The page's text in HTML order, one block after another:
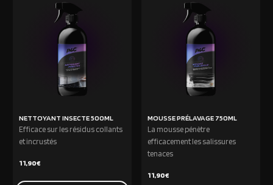
NETTOYANT INSECTE 500ML
Efficace sur les résidus collants
et incrustés
11,90€
MOUSSE PRÉLAVAGE 750ML
La mousse pénètre
efficacement les salissures
tenaces
11,90€